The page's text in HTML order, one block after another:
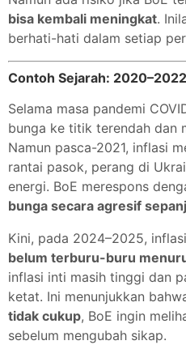
bisa kembali meningkat.
berhati-hati dalam setiap
Contoh Sejarah:
Selama masa pandemi
bunga ke titik terendah dan
Namun pasca-2021, inflasi
rantai pasok, perang di
energi. BoE merespons
bunga secara agresif
Kini, pada 2024–2025,
belum terburu-buru
inflasi inti masih tinggi dan
ketat. Ini menunjukkan
tidak cukup, BoE ingin
sebelum mengubah sikap.